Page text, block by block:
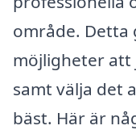
område. Detta
möjligheter att
samt välja det
bäst. Här är